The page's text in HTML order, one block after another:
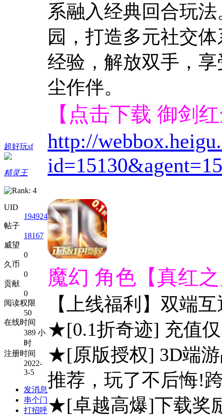
超好玩sf
精灵王
UID
194924
帖子
18167
威望
0
久币
0
贡献
0
阅读权限
50
在线时间
389 小
时
注册时间
2022-
3-5
发消息
串个门
打招呼
系融入经典回合玩
园，打造多元社交
经验，解放双手，
尘作伴。
【点击下载 御剑
http://
魔幻 角色【真红
【上线福利】双端
★[0.1折奇迹] 充值
★[原版授权] 3D端
推荐，玩了不后悔!
★[卓越高爆]下载奖